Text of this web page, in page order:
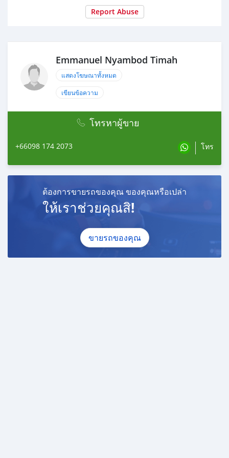
Report Abuse
Emmanuel Nyambod Timah
แสดงโฆษณาทั้งหมด
เขียนข้อความ
โทรหาผู้ขาย
+66098 174 2073 โทร
ต้องการขายรถของคุณ ของคุณหรือเปล่า
ให้เราช่วยคุณสิ!
ขายรถของคุณ